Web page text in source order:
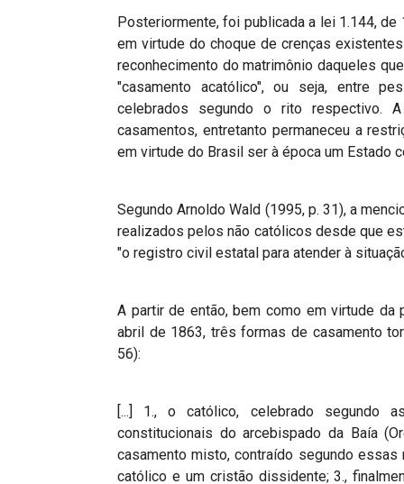
Posteriormente, foi publicada a lei 1.144,
em virtude do choque de crenças
reconhecimento do matrimônio daqueles
"casamento acatólico", ou seja, entre
celebrados segundo o rito respectivo.
casamentos, entretanto permaneceu a
em virtude do Brasil ser à época um Estado
Segundo Arnoldo Wald (1995, p. 31), a
realizados pelos não católicos desde que
"o registro civil estatal para atender à
A partir de então, bem como em virtude da
abril de 1863, três formas de casamento
56):
[...] 1., o católico, celebrado segundo
constitucionais do arcebispado da Baía
casamento misto, contraído segundo
católico e um cristão dissidente; 3.,